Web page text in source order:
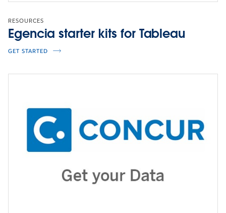
VISUALIZATION
Explore the dashboard
RESOURCES
Egencia starter kits for Tableau
GET STARTED